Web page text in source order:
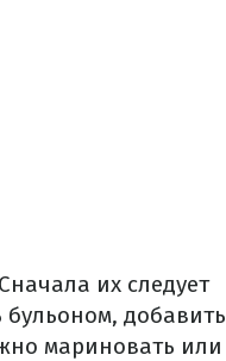
Сначала их следует
бульоном, добавить
мариновать или